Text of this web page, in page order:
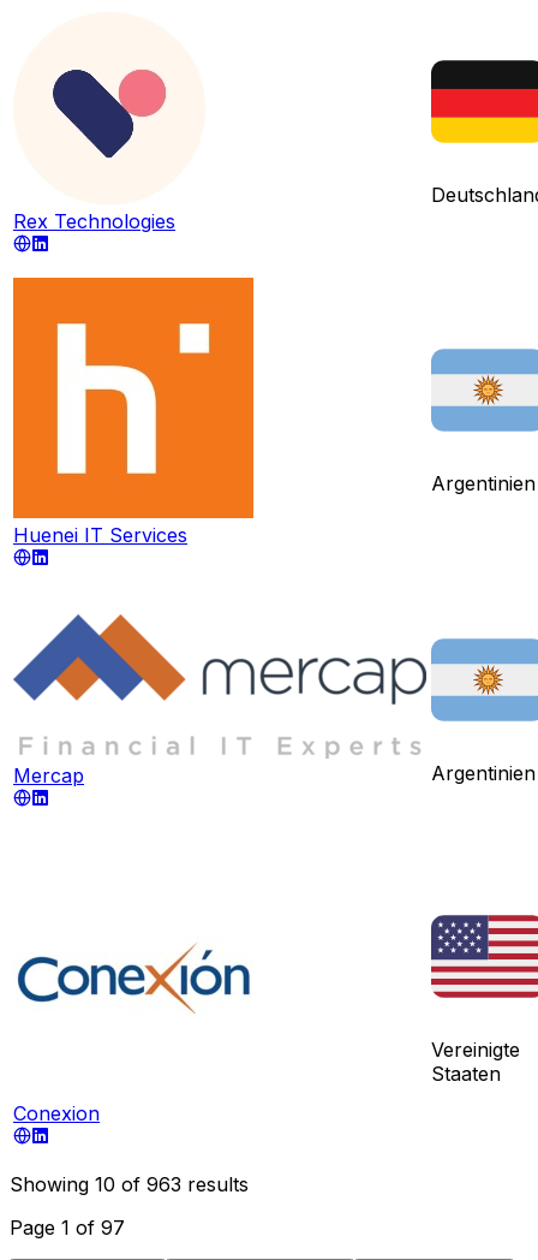
Rex Technologies
Huenei IT Services
Argentinien
Mercap Argentinien
Conexion
Vereinigte
Staaten
Showing 10 of 963 results
Page 1 of 97